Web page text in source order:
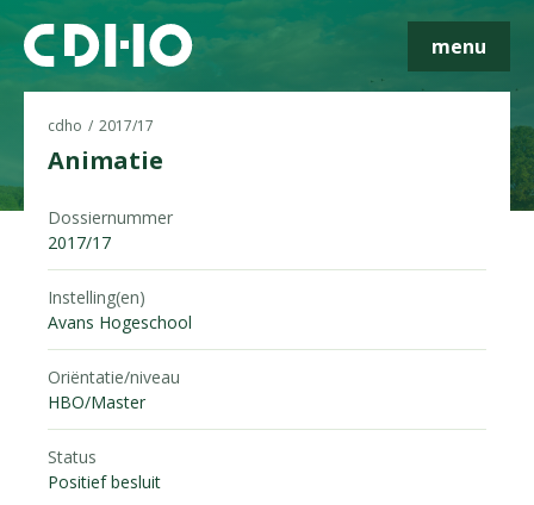
menu
cdho 2017/17
Animatie
Dossiernummer
2017/17
Instelling(en)
Avans Hogeschool
Oriëntatie/niveau
HBO/Master
Status
Positief besluit